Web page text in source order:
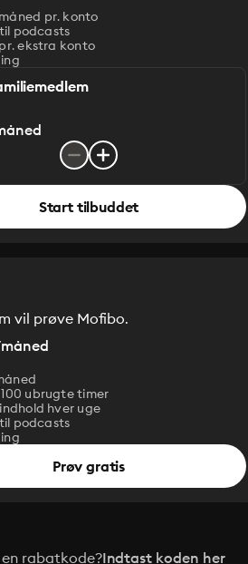
pr. konto
podcasts
ekstra konto
Start tilbuddet
vil prøve Mofibo.
ubrugte timer
hver uge
podcasts
Prøv gratis
rabatkode?Indtast koden her